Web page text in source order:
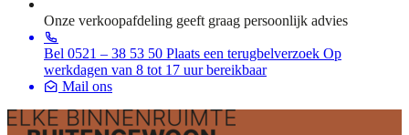
Onze verkoopafdeling geeft graag persoonlijk advies
Bel 0521 – 38 53 50 Plaats een terugbelverzoek Op
werkdagen van 8 tot 17 uur bereikbaar
Mail ons